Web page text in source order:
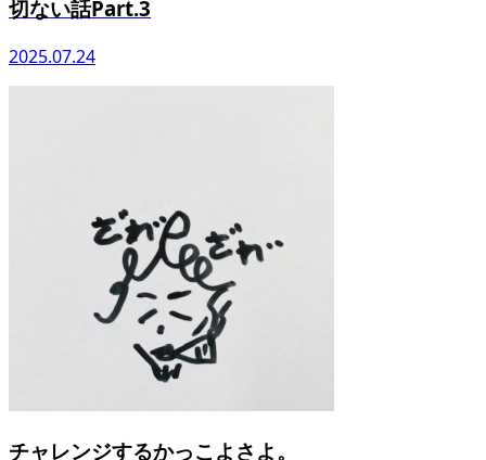
切ない話Part.3
2025.07.24
チャレンジするかっこよさよ。